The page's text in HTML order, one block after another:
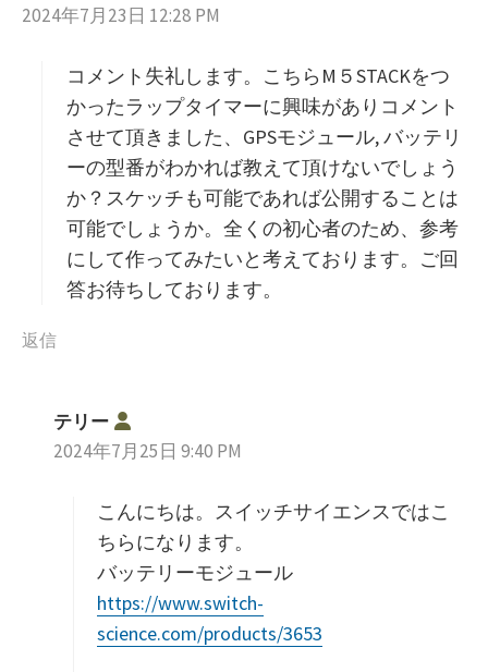
り
2024年7月23日 12:28 PM
コメント失礼します。こちらM５STACKをつ
かったラップタイマーに興味がありコメント
させて頂きました、GPSモジュール, バッテリ
ーの型番がわかれば教えて頂けないでしょう
か？スケッチも可能であれば公開することは
可能でしょうか。全くの初心者のため、参考
にして作ってみたいと考えております。ご回
答お待ちしております。
返信
テリー
り
2024年7月25日 9:40 PM
こんにちは。スイッチサイエンスではこ
ちらになります。
バッテリーモジュール
https://www.switch-
science.com/products/3653